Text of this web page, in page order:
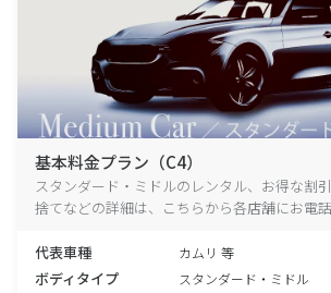
基本料金プラン（C4）
スタンダード・ミドルのレンタル、お得な割
捨てなどの詳細は、こちらから各店舗にお電話
代表車種 カムリ 等
ボディタイプ スタンダード・ミドル